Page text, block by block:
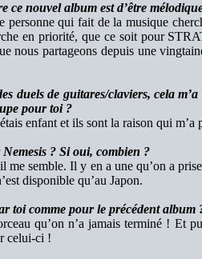
ce nouvel album est d’être
personne qui fait de la musique
en priorité, que ce soit pour
nous partageons depuis une
duels de guitares/claviers, cela
pour toi ?
enfant et ils sont la raison qui m’a
? Si oui, combien ?
me semble. Il y en a une qu’on a
disponible qu’au Japon.
toi comme pour le précédent album
qu’on n’a jamais terminé ! Et
celui-ci !